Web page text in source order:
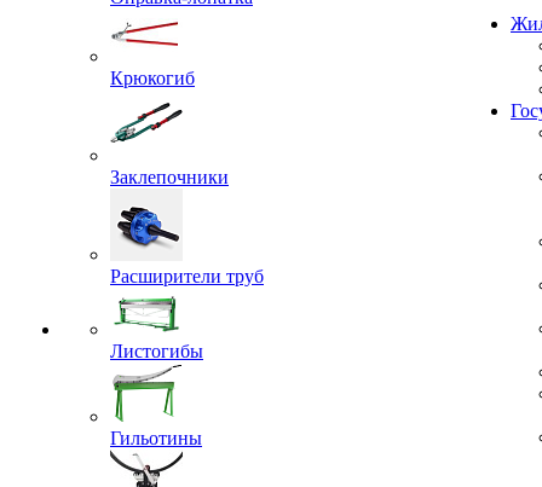
Крюкогиб
Заклепочники
Расширители труб
Листогибы
Гильотины